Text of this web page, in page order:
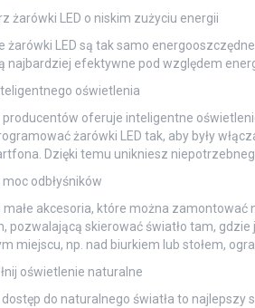
żarówki LED o niskim zużyciu energii
żarówki LED są tak samo
najbardziej efektywne pod względem
oświetlenia
producentów oferuje inteligentne
żarówki LED tak, aby były
Dzięki temu unikniesz
moc odbłyśników
małe akcesoria, które można
pozwalającą skierować światło tam,
miejscu, np. nad biurkiem lub stołem,
oświetlenie naturalne
do naturalnego światła to